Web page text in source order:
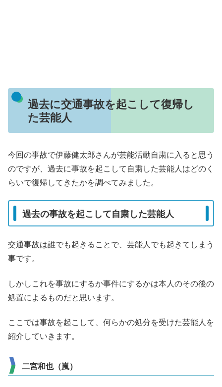
過去に交通事故を起こして復帰し
た芸能人
今回の事故で伊藤健太郎さんが芸能活動自粛に入ると思う
のですが、過去に事故を起こして自粛した芸能人はどのく
らいで復帰してきたかを調べてみました。
過去の事故を起こして自粛した芸能人
交通事故は誰でも起きることで、芸能人でも起きてしまう
事です。
しかしこれを事故にするか事件にするかは本人のその後の
処置によるものだと思います。
ここでは事故を起こして、何らかの処分を受けた芸能人を
紹介していきます。
二宮和也（嵐）